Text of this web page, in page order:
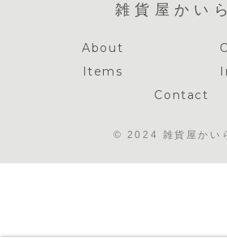
雑貨屋かい
About
Items
Contact
© 2024 雑貨屋かい